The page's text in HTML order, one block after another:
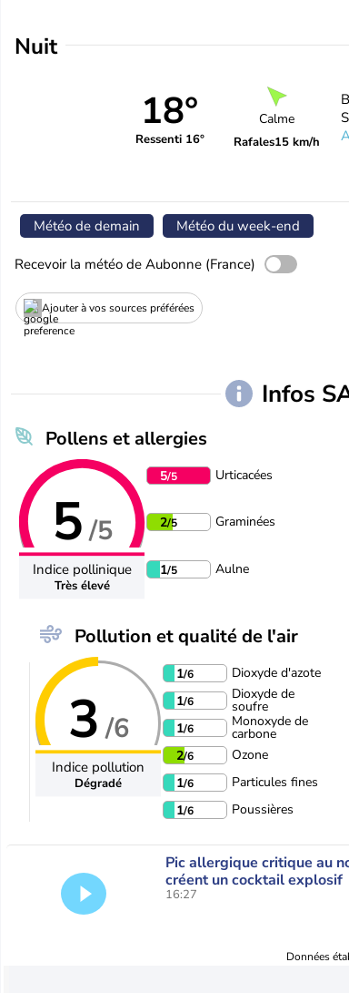
Nuit
18°
Ressenti 16°
Calme
Rafales15 km/h
Météo de demain Météo du week-end
Recevoir la météo de Aubonne (France)
Ajouter à vos sources préférées
Infos
Pollens et allergies
5/5
Indice pollinique
Très élevé
5/5 Urticacées
2/5 Graminées
1/5 Aulne
Pollution et qualité de l'air
3 /6
Indice pollution
Dégradé
1/6
Dioxyde d'azote
1/6 Dioxyde de
soufre
1/6 Monoxyde de
carbone
2/6
Ozone
1/6
Particules fines
1/6 Poussières
Pic allergique critique au
créent un cocktail explosif
16:27
Données